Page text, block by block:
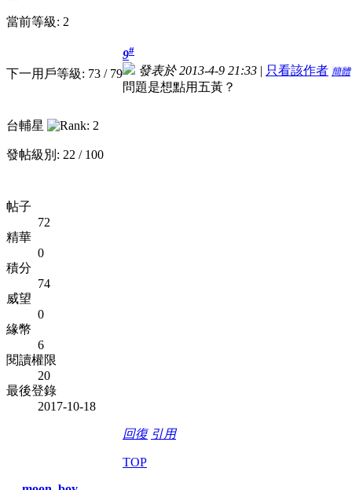
當前等級: 2
下一用戶等級: 73 / 79
台輔星
發帖級別: 22 / 100
帖子
72
精華
0
積分
74
威望
0
緣幣
6
閱讀權限
20
最後登錄
2017-10-18
9#
發表於 2013-4-9 21:33 | 只看該作者 簡體
問題是想點用五黃？
回復 引用
TOP